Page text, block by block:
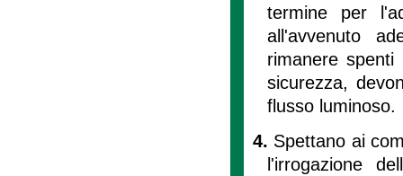
termine per
all'avvenuto
rimanere
sicurezza,
flusso luminoso.
4. Spettano ai
l'irrogazione